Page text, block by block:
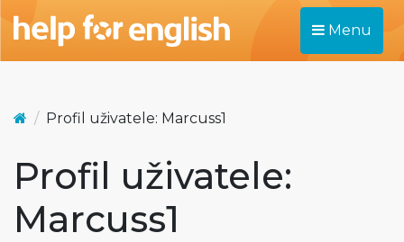
Menu
Profil uživatele: Marcuss1
Profil uživatele:
Marcuss1